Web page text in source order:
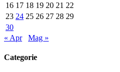
16 17 18 19 20 21 22
23 24 25 26 27 28 29
30
« Apr
Mag »
Categorie